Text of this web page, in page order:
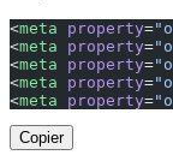
<meta property=
<meta property=
<meta property=
<meta property=
<meta property=
Copier